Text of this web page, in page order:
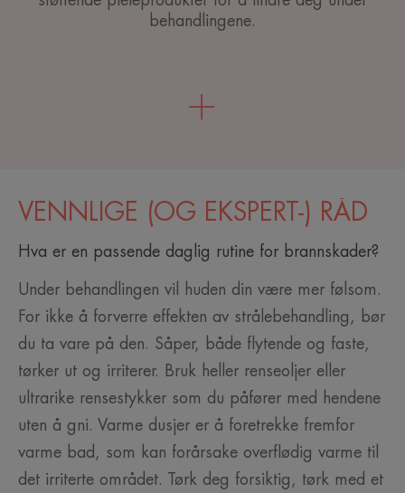
behandlingene.
VENNLIGE (OG EKSPERT-) RÅD
Hva er en passende daglig rutine for brannskader?
Under behandlingen vil huden din være mer følsom.
For ikke å forverre effekten av strålebehandling, bør
du ta vare på den. Såper, både flytende og faste,
tørker ut og irriterer. Bruk heller renseoljer eller
ultrarike rensestykker som du påfører med hendene
uten å gni. Varme dusjer er å foretrekke fremfor
varme bad, som kan forårsake overflødig varme til
det irriterte området. Tørk deg forsiktig, tørk med et